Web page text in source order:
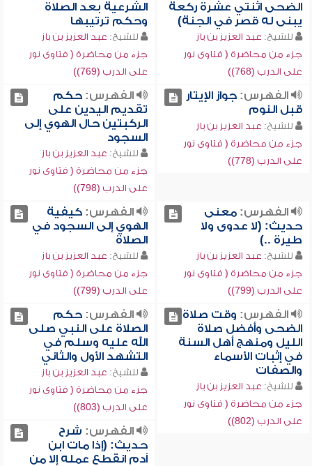
الضحى اثنتي عشرة ركعة
يبنى له قصر في الجنة)
للشيخ: عبد العزيز بن باز
جزء من محاضرة ( فتاوى نور
على الدرب (768))
الشرعية بعد الصلاة
وحكم ترتيبها
للشيخ: عبد العزيز بن باز
جزء من محاضرة ( فتاوى نور
على الدرب (769))
الفهرس:جواز الإيتار
قبل النوم
للشيخ: عبد العزيز بن باز
جزء من محاضرة ( فتاوى نور
على الدرب (778))
الفهرس:حكم
تقديم اليدين على
الركبتين حال الهوي إلى
السجود
للشيخ: عبد العزيز بن باز
جزء من محاضرة ( فتاوى نور
على الدرب (798))
الفهرس:معنى
حديث: (لا عدوى ولا
طيرة ..)
للشيخ: عبد العزيز بن باز
جزء من محاضرة ( فتاوى نور
على الدرب (799))
الفهرس:كيفية
الهوي إلى السجود في
الصلاة
للشيخ: عبد العزيز بن باز
جزء من محاضرة ( فتاوى نور
على الدرب (799))
الفهرس: وقت صلاة
الضحى وأفضل صلاة
الليل ومنهج أهل السنة
في إثبات الأسماء
والصفات
للشيخ: عبد العزيز بن باز
جزء من محاضرة ( فتاوى نور
على الدرب (802))
الفهرس:حكم
الصلاة على النبي صلى
الله عليه وسلم في
التشهد الأول والثاني
للشيخ: عبد العزيز بن باز
جزء من محاضرة ( فتاوى نور
على الدرب (803))
الفهرس: شرح
حديث: (إذا مات ابن
آدم انقطع عمله إلا من